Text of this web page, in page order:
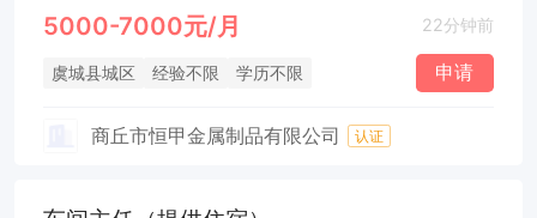
5000-7000元/月 22分钟前
虞城县城区 经验不限 学历不限 申请
商丘市恒甲金属制品有限公司 认证